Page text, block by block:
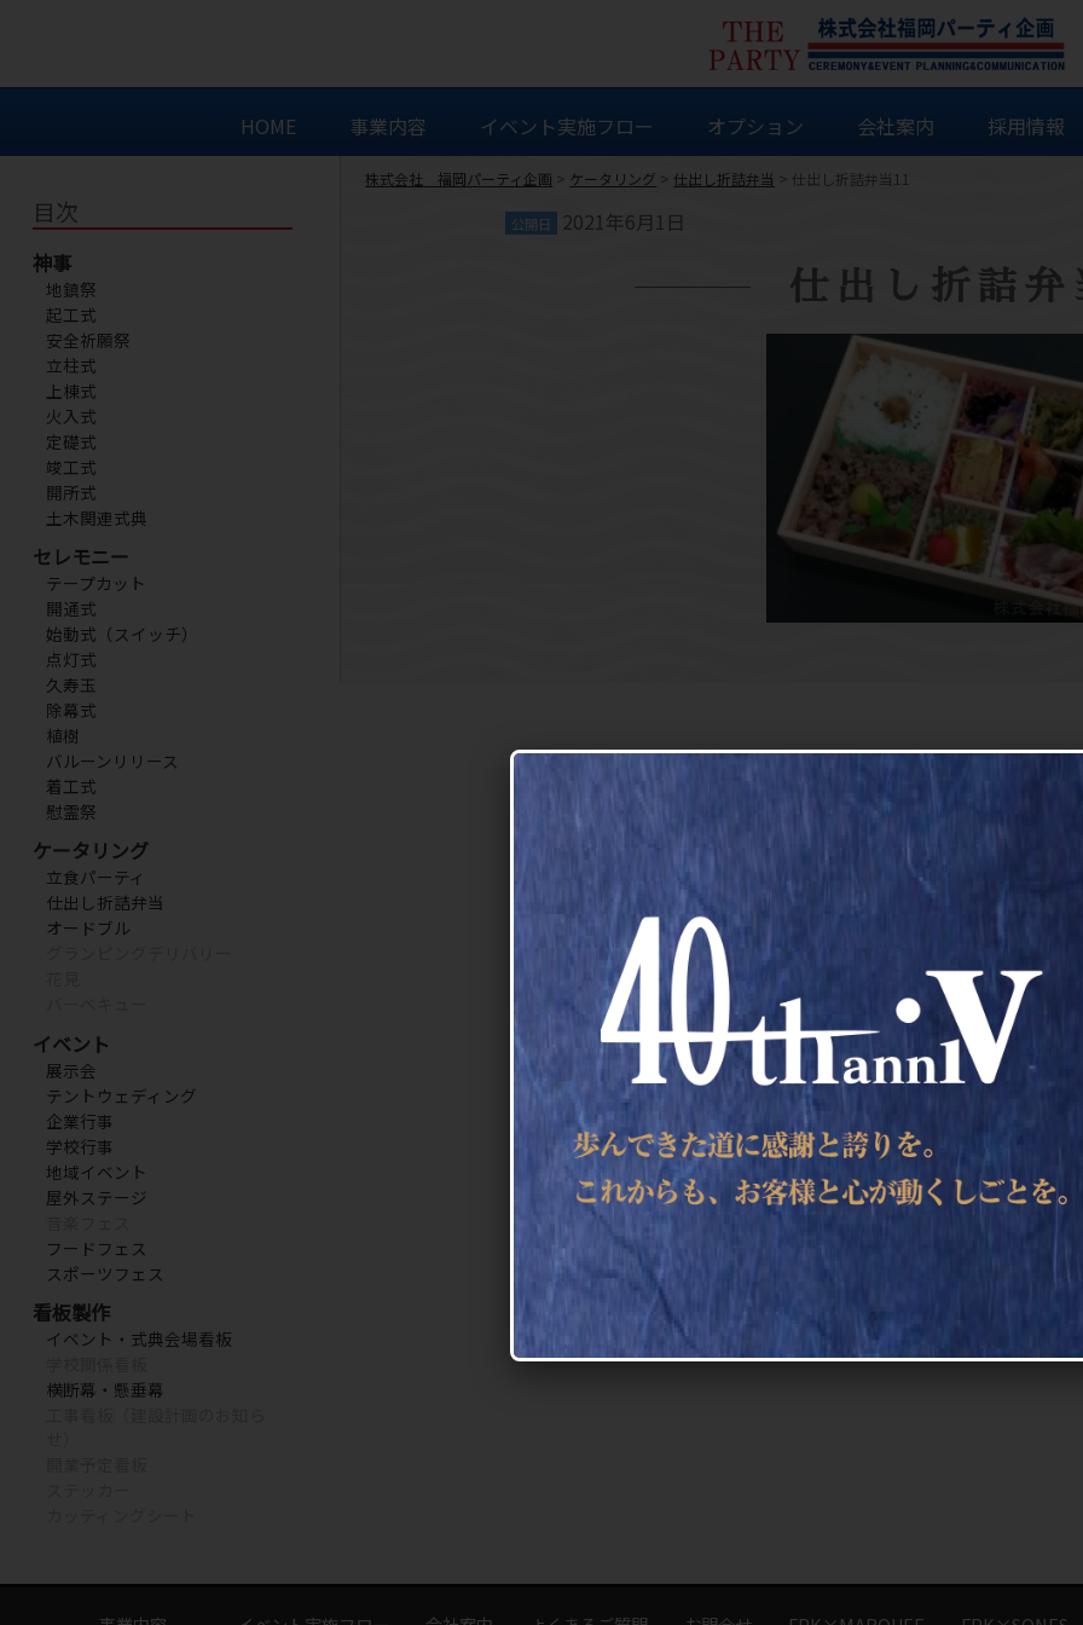
HOME 事業内容 イベント実施フロー オプション 会社案内 採用情報
目次
神事
地鎮祭
起工式
安全祈願祭
立柱式
上棟式
火入式
定礎式
竣工式
開所式
土木関連式典
セレモニー
テープカット
開通式
始動式（スイッチ）
点灯式
久寿玉
除幕式
植樹
バルーンリリース
着工式
慰霊祭
ケータリング
立食パーティ
仕出し折詰弁当
オードブル
イベント
展示会
テントウェディング
企業行事
学校行事
地域イベント
屋外ステージ
フードフェス
スポーツフェス
看板製作
イベント・式典会場看板
横断幕・懸垂幕
株式会社 福岡パーティ企画 > ケータリング > 仕出し折詰弁当 > 仕出し折詰弁当11
公開日 2021年6月1日
仕出し折詰